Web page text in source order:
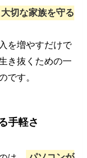
大切な家族を守る
を増やすだけで
き抜くための一
です。
手軽さ